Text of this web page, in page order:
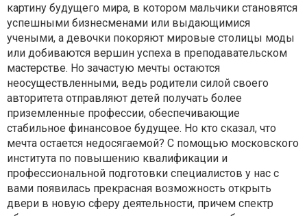
картину будущего мира, в котором мальчики становятся
успешными бизнесменами или выдающимися
учеными, а девочки покоряют мировые столицы моды
или добиваются вершин успеха в преподавательском
мастерстве. Но зачастую мечты остаются
неосуществленными, ведь родители силой своего
авторитета отправляют детей получать более
приземленные профессии, обеспечивающие
стабильное финансовое будущее. Но кто сказал, что
мечта остается недосягаемой? С помощью московского
института по повышению квалификации и
профессиональной подготовки специалистов у нас с
вами появилась прекрасная возможность открыть
двери в новую сферу деятельности, причем спектр